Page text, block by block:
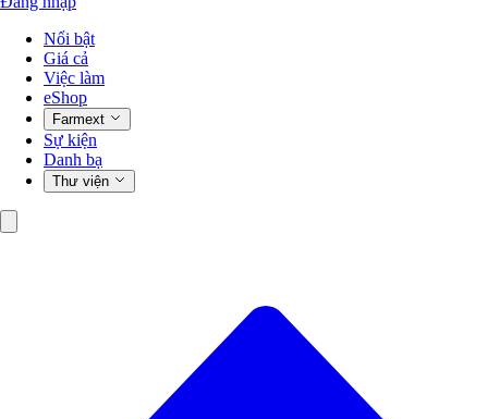
Nổi bật
Giá cả
Việc làm
eShop
Farmext
Sự kiện
Danh bạ
Thư viện